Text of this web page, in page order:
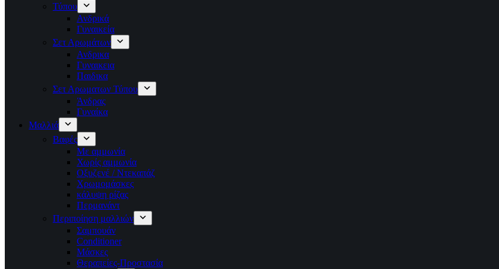
Τύπου
Ανδρικά
Γυναικεία
Σετ Αρωμάτων
Ανδρικα
Γυναικεια
Παιδικα
Σετ Αρωματων Τύπου
Άνδρας
Γυναίκα
Μαλλιά
Βαφές
Με αμμωνία
Χωρίς αμμωνία
Οξυζενέ / Ντεκαπάζ
Χρωμομάσκες
κάλυψη ρίζας
Περμανάντ
Περιποίηση μαλλιών
Σαμπουάν
Conditioner
Μάσκες
Θεραπείες-Προστασία